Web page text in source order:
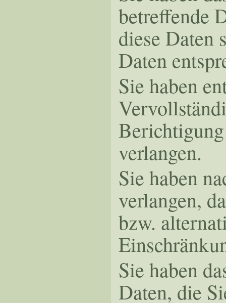
betreffende
diese Daten
Daten
Sie haben
verlangen.
Sie haben
verlangen,
bzw.
Sie haben
Daten, die